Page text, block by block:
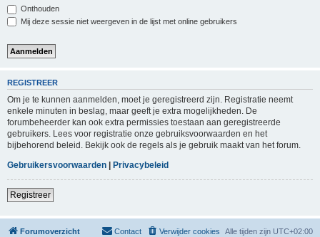
Onthouden
Mij deze sessie niet weergeven in de lijst met online gebruikers
REGISTREER
Om je te kunnen aanmelden, moet je geregistreerd zijn. Registratie neemt
enkele minuten in beslag, maar geeft je extra mogelijkheden. De
forumbeheerder kan ook extra permissies toestaan aan geregistreerde
gebruikers. Lees voor registratie onze gebruiksvoorwaarden en het
bijbehorend beleid. Bekijk ook de regels als je gebruik maakt van het forum.
Gebruikersvoorwaarden | Privacybeleid
Registreer
Forumoverzicht Alle tijden zijn UTC+02:00
Verwijder cookies
Contact